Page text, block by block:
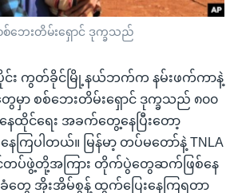
စ်ဘေးတိမ်းရှောင် ဒုက္ခသည်
ပိုင်း ကွတ်ခိုင်မြို့နယ်ဘက်က နမ်းဖက်ကာနဲ့
ေမှာ စစ်ဘေးတိမ်းရှောင် ဒုက္ခသည် ၈၀၀
နေထိုင်ရေး အခက်တွေ့နေပြီးတော့
ပါတယ်။ မြန်မာ့ တပ်မတော်နဲ့ TNLA
င်တပ်ဖွဲ့တို့အကြား တိုက်ပွဲတွေဆက်ဖြစ်နေ
တွေ အိုးအိမ်စွန့် ထွက်ပြေးနေကြရတာ